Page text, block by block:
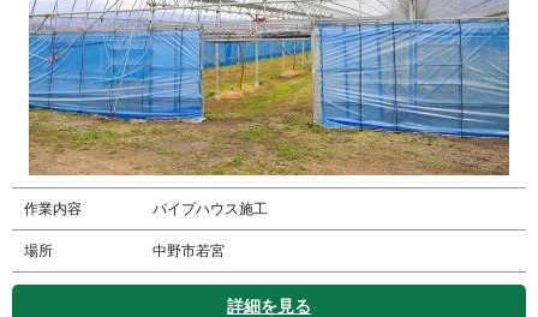
作業内容 パイプハウス施工
場所 中野市若宮
詳細を見る